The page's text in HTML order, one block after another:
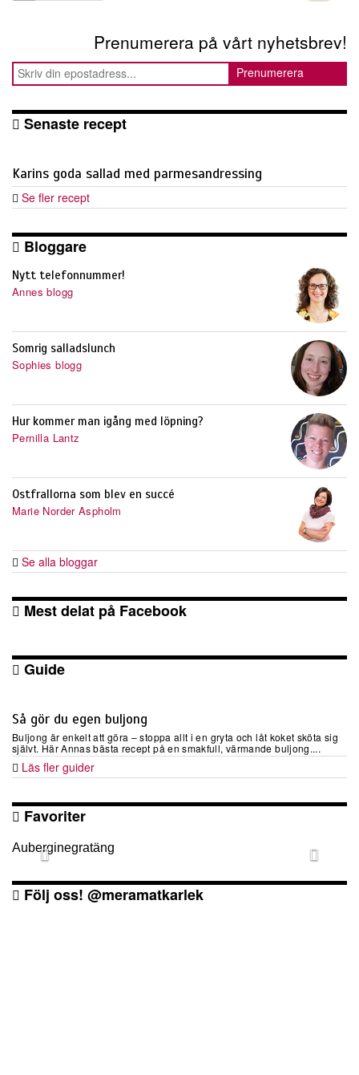
Prenumerera på vårt nyhetsbrev!
Senaste recept
Karins goda sallad med parmesandressing
Se fler recept
Bloggare
Nytt telefonnummer!
Annes blogg
Somrig salladslunch
Sophies blogg
Hur kommer man igång med löpning?
Pernilla Lantz
Ostfrallorna som blev en succé
Marie Norder Aspholm
Se alla bloggar
Mest delat på Facebook
Guide
Så gör du egen buljong
Buljong är enkelt att göra – stoppa allt i en gryta och låt koket sköta sig
självt. Här Annas bästa recept på en smakfull, värmande buljong....
Läs fler guider
Favoriter
Auberginegratäng
Följ oss! @meramatkarlek